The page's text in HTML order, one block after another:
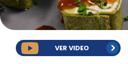
VER VIDEO